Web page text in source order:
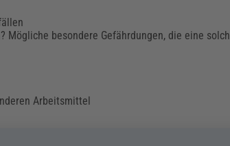
Mögliche besondere Gefährdungen, die eine
Arbeitsmittel